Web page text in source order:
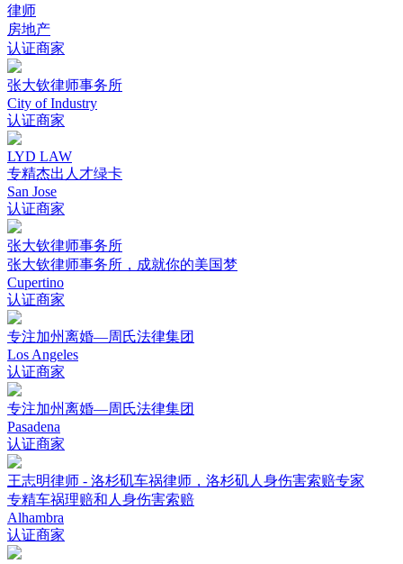
律师
房地产
认证商家
张大钦律师事务所
City of Industry
认证商家
LYD LAW
专精杰出人才绿卡
San Jose
认证商家
张大钦律师事务所
张大钦律师事务所，成就你的美国梦
Cupertino
认证商家
专注加州离婚—周氏法律集团
Los Angeles
认证商家
专注加州离婚—周氏法律集团
Pasadena
认证商家
王志明律师 - 洛杉矶车祸律师，洛杉矶人身伤害索赔专家
专精车祸理赔和人身伤害索赔
Alhambra
认证商家